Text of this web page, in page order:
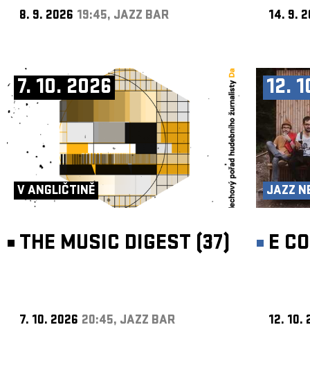
8. 9. 2026 19:45, JAZZ BAR 14. 9.
7. 10. 2026
V ANGLIČTINĚ
THE MUSIC DIGEST (37)
7. 10. 2026 20:45, JAZZ BAR
12.
JAZZ
E
12. 10.